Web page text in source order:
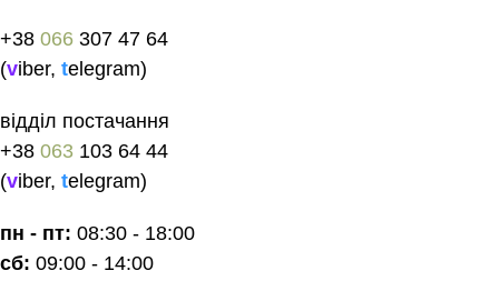
+38 066 307 47 64
(viber, telegram)
відділ постачання
+38 063 103 64 44
(viber, telegram)
пн - пт: 08:30 - 18:00
сб: 09:00 - 14:00